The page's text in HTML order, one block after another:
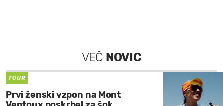
VEČ NOVIC
TOUR
Prvi ženski vzpon na Mont